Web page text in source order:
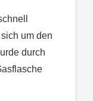
um den
durch